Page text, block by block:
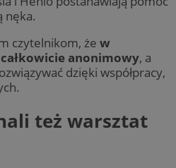
nęka.
czytelnikom, że w
anonimowy, a
dzięki współpracy,
też warsztat